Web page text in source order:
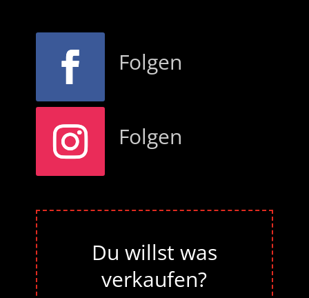
Folgen
Folgen
Du willst was
verkaufen?